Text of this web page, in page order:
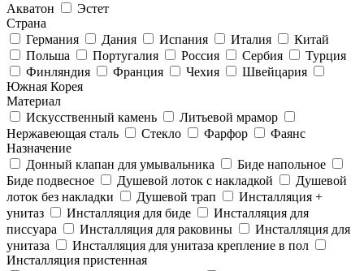
Акватон
Эстет
Страна
Германия
Дания Испания Италия
Китай
Польша
Португалия Россия Сербия
Турция
Финляндия
Франция Чехия
Швейцария
Южная Корея
Материал
Искусственный камень
Литьевой мрамор
Нержавеющая сталь
Стекло Фарфор
Фаянс
Назначение
Донный клапан для умывальника
Биде напольное
Биде подвесное
Душевой лоток с накладкой
Душевой
лоток без накладки
Душевой трап
Инсталляция +
унитаз
Инсталляция для биде
Инсталляция для
писсуара
Инсталляция для раковины
Инсталляция для
унитаза
Инсталляция для унитаза крепление в пол
Инсталляция пристенная